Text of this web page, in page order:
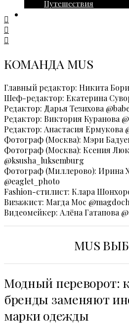
Путешествия
КОМАНДА MUS
Главный редактор: Никита
Шеф-редактор: Екатерина
Редактор: Дарья Тезихова
Редактор: Виктория Куранова
Редактор: Анастасия Ермукова
Фотограф (Москва): Мэри
Фотограф (Москва): Ксения
@ksusha_luksemburg
Фотограф (Миллерово): Ирина
@eaglet_photo
Fashion-стилист: Клара
Визажист: Магда Мос
Видеомейкер: Алёна Гатапова
MUS
Модный переворот:
бренды заменяют
марки одежды